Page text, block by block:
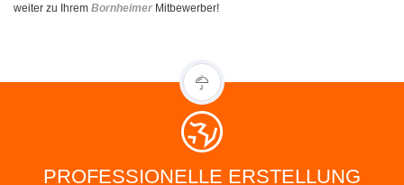
weiter zu Ihrem Bornheimer Mitbewerber!
PROFESSIONELLE ERSTELLUNG